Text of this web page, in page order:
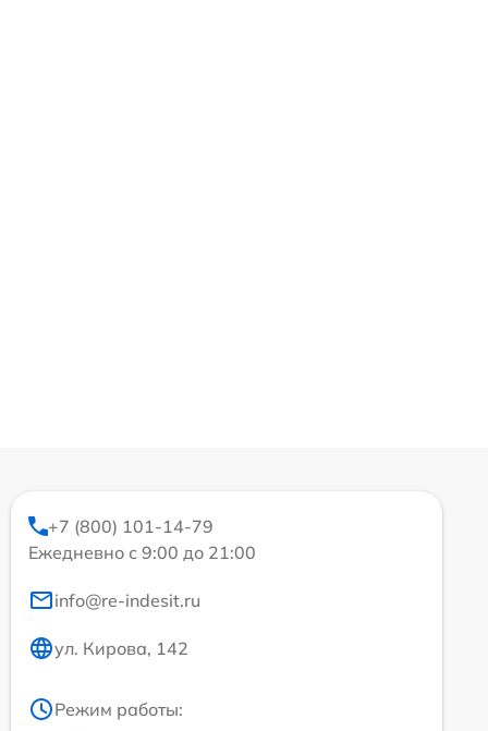
+7 (800) 101-14-79
Ежедневно с 9:00 до 21:00
info@re-indesit.ru
ул. Кирова, 142
Режим работы: